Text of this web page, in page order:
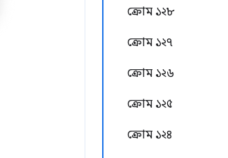
ক্রোম ১২৮
ক্রোম ১২৭
ক্রোম ১২৬
ক্রোম ১২৫
ক্রোম ১২৪